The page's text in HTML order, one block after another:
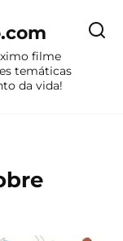
filme
temáticas
da vida!